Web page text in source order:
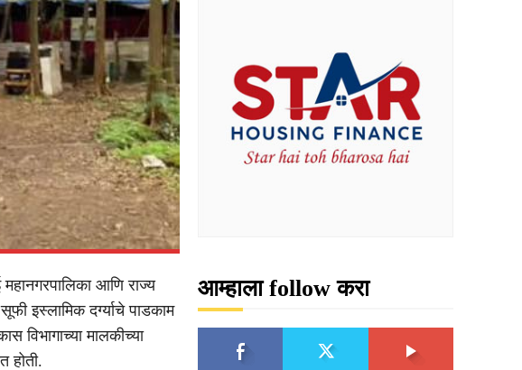
आणि राज्य
इस्लामिक दर्ग्याचे पाडकाम
विभागाच्या मालकीच्या
होती.
आम्हाला follow करा